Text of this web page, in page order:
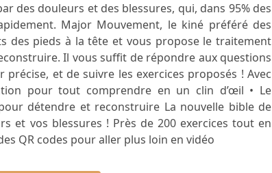
des douleurs et des blessures, qui, dans 95% des
Major Mouvement, le kiné préféré des
des pieds à la tête et vous propose le traitement
Il vous suffit de répondre aux questions
et de suivre les exercices proposés ! Avec
pour tout comprendre en un clin d’œil • Le
détendre et reconstruire La nouvelle bible de
et vos blessures ! Près de 200 exercices tout en
QR codes pour aller plus loin en vidéo